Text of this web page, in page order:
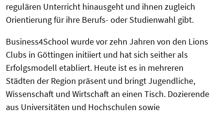
regulären Unterricht hinausgeht und ihnen zugleich
Orientierung für ihre Berufs- oder Studienwahl gibt.
Business4School wurde vor zehn Jahren von den Lions
Clubs in Göttingen initiiert und hat sich seither als
Erfolgsmodell etabliert. Heute ist es in mehreren
Städten der Region präsent und bringt Jugendliche,
Wissenschaft und Wirtschaft an einen Tisch. Dozierende
aus Universitäten und Hochschulen sowie